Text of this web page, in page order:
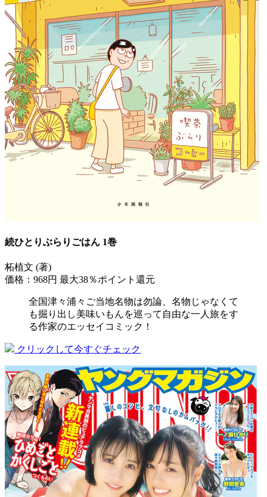
続ひとりぶらりごはん 1巻
柘植文 (著)
価格：968円 最大38％ポイント還元
全国津々浦々ご当地名物は勿論、名物じゃなくて
も掘り出し美味いもんを巡って自由な一人旅をす
る作家のエッセイコミック！
クリックして今すぐチェック